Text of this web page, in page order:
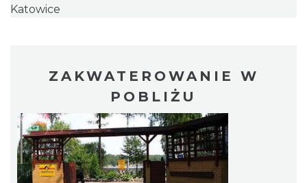
Katowice
ZAKWATEROWANIE W
POBLIŻU